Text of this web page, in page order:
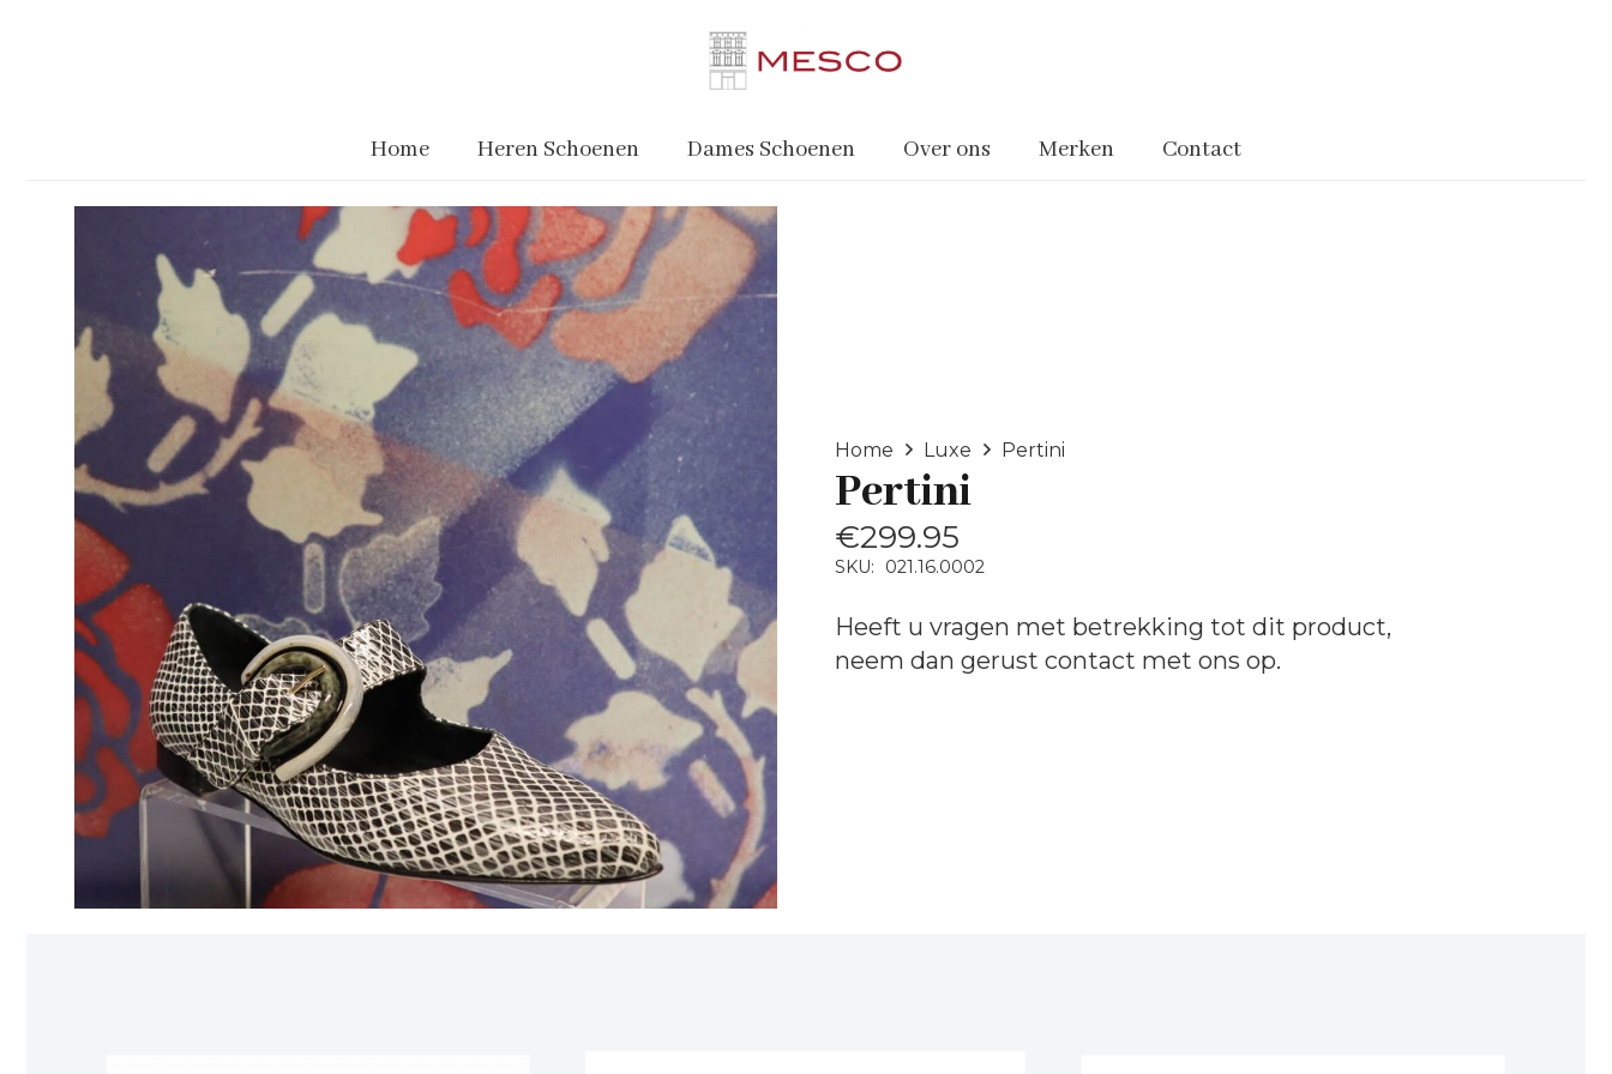
Home Heren Schoenen Dames Schoenen Over ons Merken Contact
Home Luxe Pertini
Pertini
€299.95
SKU: 021.16.0002
Heeft u vragen met betrekking tot dit product,
neem dan gerust contact met ons op.